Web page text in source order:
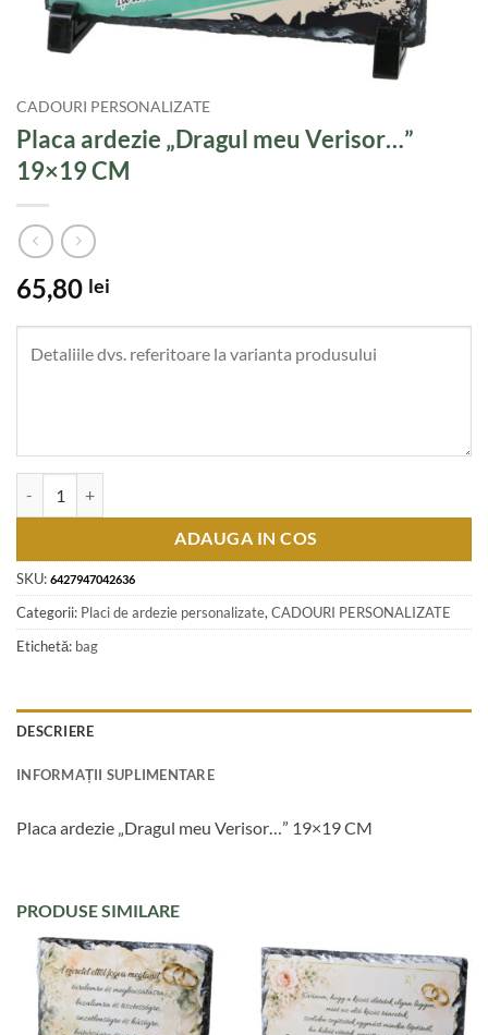
CADOURI PERSONALIZATE
Placa ardezie „Dragul meu Verisor…”
19×19 CM
65,80 lei
ADAUGA IN COS
SKU: 6427947042636
Categorii: Placi de ardezie personalizate, CADOURI PERSONALIZATE
Etichetă: bag
DESCRIERE
INFORMAȚII SUPLIMENTARE
Placa ardezie „Dragul meu Verisor…” 19×19 CM
PRODUSE SIMILARE